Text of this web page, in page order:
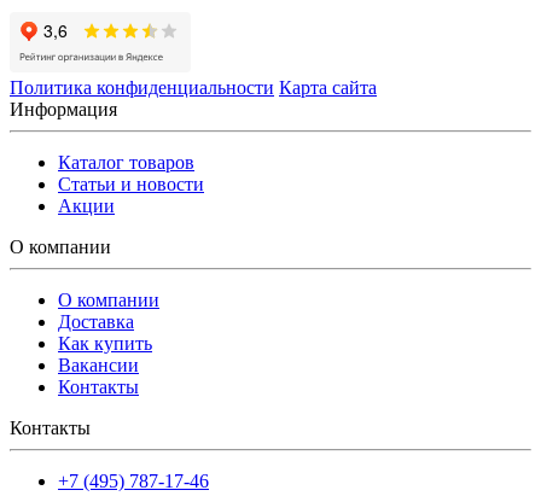
Политика конфиденциальности Карта сайта
Информация
Каталог товаров
Статьи и новости
Акции
О компании
О компании
Доставка
Как купить
Вакансии
Контакты
Контакты
+7 (495) 787-17-46